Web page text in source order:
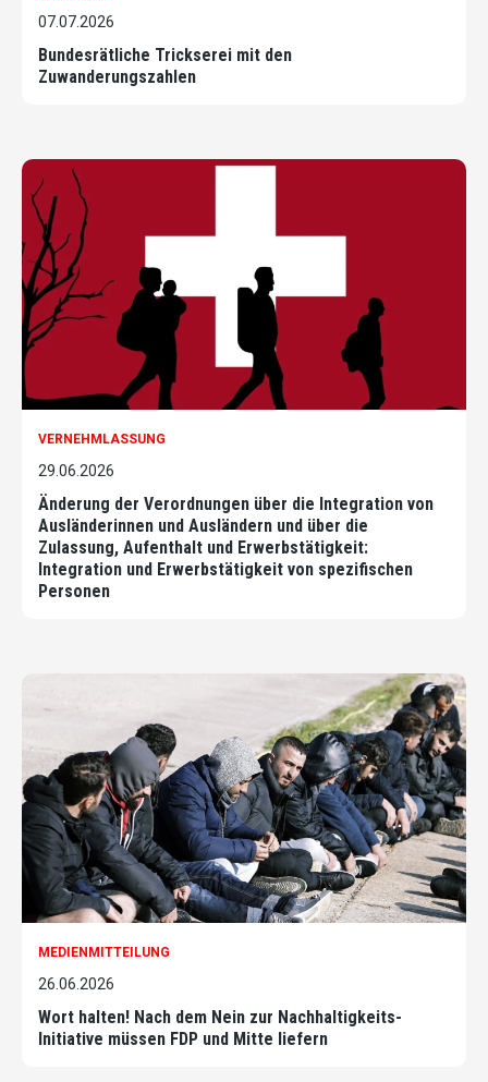
07.07.2026
Bundesrätliche Trickserei mit den
Zuwanderungszahlen
VERNEHMLASSUNG
29.06.2026
Änderung der Verordnungen über die Integration von
Ausländerinnen und Ausländern und über die
Zulassung, Aufenthalt und Erwerbstätigkeit:
Integration und Erwerbstätigkeit von spezifischen
Personen
MEDIENMITTEILUNG
26.06.2026
Wort halten! Nach dem Nein zur Nachhaltigkeits-
Initiative müssen FDP und Mitte liefern